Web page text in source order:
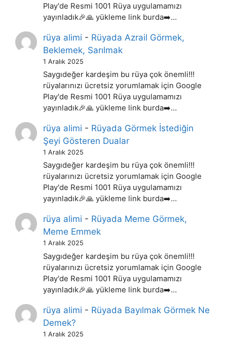
Play'de Resmi 1001 Rüya uygulamamızı
yayınladık🎉🙏 yükleme link burda➡️…
rüya alimi - Rüyada Azrail Görmek,
Beklemek, Sarılmak
1 Aralık 2025
Saygıdeğer kardeşim bu rüya çok önemli!!!
rüyalarınızı ücretsiz yorumlamak için Google
Play'de Resmi 1001 Rüya uygulamamızı
yayınladık🎉🙏 yükleme link burda➡️…
rüya alimi - Rüyada Görmek İstediğin
Şeyi Gösteren Dualar
1 Aralık 2025
Saygıdeğer kardeşim bu rüya çok önemli!!!
rüyalarınızı ücretsiz yorumlamak için Google
Play'de Resmi 1001 Rüya uygulamamızı
yayınladık🎉🙏 yükleme link burda➡️…
rüya alimi - Rüyada Meme Görmek,
Meme Emmek
1 Aralık 2025
Saygıdeğer kardeşim bu rüya çok önemli!!!
rüyalarınızı ücretsiz yorumlamak için Google
Play'de Resmi 1001 Rüya uygulamamızı
yayınladık🎉🙏 yükleme link burda➡️…
rüya alimi - Rüyada Bayılmak Görmek Ne
Demek?
1 Aralık 2025